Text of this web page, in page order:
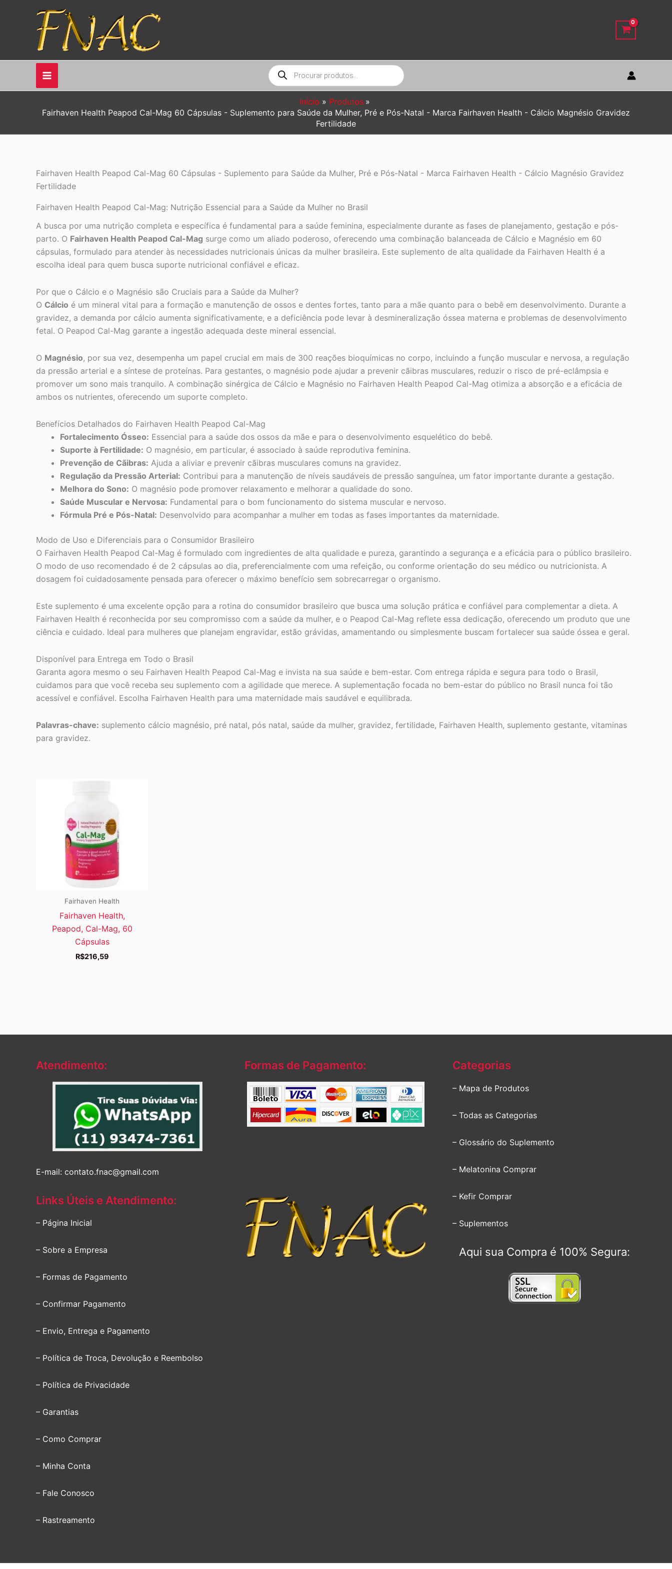
Pesquisar
produtos
Início
Produtos
Fairhaven Health Peapod Cal-Mag 60 Cápsulas - Suplemento para Saúde da Mulher, Pré e Pós-Natal - Marca Fairhaven Health - Cálcio Magnésio Gravidez
Fertilidade
Fairhaven Health Peapod Cal-Mag 60 Cápsulas - Suplemento para Saúde da Mulher, Pré e Pós-Natal - Marca Fairhaven Health - Cálcio Magnésio Gravidez
Fertilidade
Fairhaven Health Peapod Cal-Mag: Nutrição Essencial para a Saúde da Mulher no Brasil
A busca por uma nutrição completa e específica é fundamental para a saúde feminina, especialmente durante as fases de planejamento, gestação e pós-
parto. O Fairhaven Health Peapod Cal-Mag surge como um aliado poderoso, oferecendo uma combinação balanceada de Cálcio e Magnésio em 60
cápsulas, formulado para atender às necessidades nutricionais únicas da mulher brasileira. Este suplemento de alta qualidade da Fairhaven Health é a
escolha ideal para quem busca suporte nutricional confiável e eficaz.
Por que o Cálcio e o Magnésio são Cruciais para a Saúde da Mulher?
O Cálcio é um mineral vital para a formação e manutenção de ossos e dentes fortes, tanto para a mãe quanto para o bebê em desenvolvimento. Durante a
gravidez, a demanda por cálcio aumenta significativamente, e a deficiência pode levar à desmineralização óssea materna e problemas de desenvolvimento
fetal. O Peapod Cal-Mag garante a ingestão adequada deste mineral essencial.
O Magnésio, por sua vez, desempenha um papel crucial em mais de 300 reações bioquímicas no corpo, incluindo a função muscular e nervosa, a regulação
da pressão arterial e a síntese de proteínas. Para gestantes, o magnésio pode ajudar a prevenir cãibras musculares, reduzir o risco de pré-eclâmpsia e
promover um sono mais tranquilo. A combinação sinérgica de Cálcio e Magnésio no Fairhaven Health Peapod Cal-Mag otimiza a absorção e a eficácia de
ambos os nutrientes, oferecendo um suporte completo.
Benefícios Detalhados do Fairhaven Health Peapod Cal-Mag
Fortalecimento Ósseo: Essencial para a saúde dos ossos da mãe e para o desenvolvimento esquelético do bebê.
Suporte à Fertilidade: O magnésio, em particular, é associado à saúde reprodutiva feminina.
Prevenção de Cãibras: Ajuda a aliviar e prevenir cãibras musculares comuns na gravidez.
Regulação da Pressão Arterial: Contribui para a manutenção de níveis saudáveis de pressão sanguínea, um fator importante durante a gestação.
Melhora do Sono: O magnésio pode promover relaxamento e melhorar a qualidade do sono.
Saúde Muscular e Nervosa: Fundamental para o bom funcionamento do sistema muscular e nervoso.
Fórmula Pré e Pós-Natal: Desenvolvido para acompanhar a mulher em todas as fases importantes da maternidade.
Modo de Uso e Diferenciais para o Consumidor Brasileiro
O Fairhaven Health Peapod Cal-Mag é formulado com ingredientes de alta qualidade e pureza, garantindo a segurança e a eficácia para o público brasileiro.
O modo de uso recomendado é de 2 cápsulas ao dia, preferencialmente com uma refeição, ou conforme orientação do seu médico ou nutricionista. A
dosagem foi cuidadosamente pensada para oferecer o máximo benefício sem sobrecarregar o organismo.
Este suplemento é uma excelente opção para a rotina do consumidor brasileiro que busca uma solução prática e confiável para complementar a dieta. A
Fairhaven Health é reconhecida por seu compromisso com a saúde da mulher, e o Peapod Cal-Mag reflete essa dedicação, oferecendo um produto que une
ciência e cuidado. Ideal para mulheres que planejam engravidar, estão grávidas, amamentando ou simplesmente buscam fortalecer sua saúde óssea e geral.
Disponível para Entrega em Todo o Brasil
Garanta agora mesmo o seu Fairhaven Health Peapod Cal-Mag e invista na sua saúde e bem-estar. Com entrega rápida e segura para todo o Brasil,
cuidamos para que você receba seu suplemento com a agilidade que merece. A suplementação focada no bem-estar do público no Brasil nunca foi tão
acessível e confiável. Escolha Fairhaven Health para uma maternidade mais saudável e equilibrada.
Palavras-chave: suplemento cálcio magnésio, pré natal, pós natal, saúde da mulher, gravidez, fertilidade, Fairhaven Health, suplemento gestante, vitaminas
para gravidez.
Fairhaven Health
Fairhaven Health,
Peapod, Cal-Mag, 60
Cápsulas
R$216,59
Atendimento:
E-mail: contato.fnac@gmail.com
Links Úteis e Atendimento:
– Página Inicial
– Sobre a Empresa
– Formas de Pagamento
– Confirmar Pagamento
– Envio, Entrega e Pagamento
– Política de Troca, Devolução e Reembolso
– Política de Privacidade
– Garantias
– Como Comprar
– Minha Conta
– Fale Conosco
– Rastreamento
Formas de Pagamento: Categorias
– Mapa de Produtos
– Todas as Categorias
– Glossário do Suplemento
– Melatonina Comprar
– Kefir Comprar
– Suplementos
Aqui sua Compra é 100% Segura: